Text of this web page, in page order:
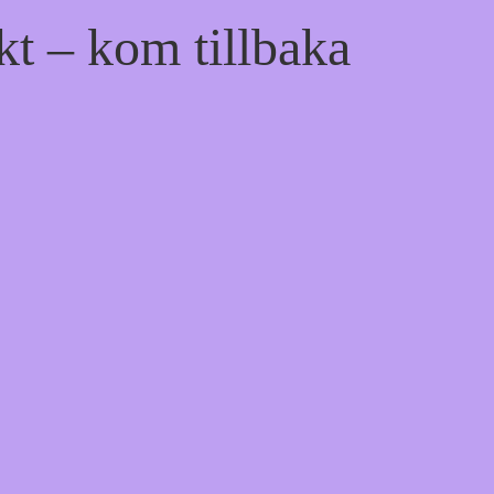
– kom tillbaka